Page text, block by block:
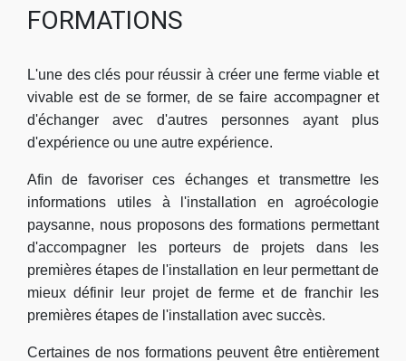
FORMATIONS
L'une des clés pour réussir à créer une ferme viable et
vivable est de se former, de se faire accompagner et
d'échanger avec d'autres personnes ayant plus
d'expérience ou une autre expérience.
Afin de favoriser ces échanges et transmettre les
informations utiles à l'installation en agroécologie
paysanne, nous proposons des formations permettant
d'accompagner les porteurs de projets dans les
premières étapes de l'installation en leur permettant de
mieux définir leur projet de ferme et de franchir les
premières étapes de l'installation avec succès.
Certaines de nos formations peuvent être entièrement